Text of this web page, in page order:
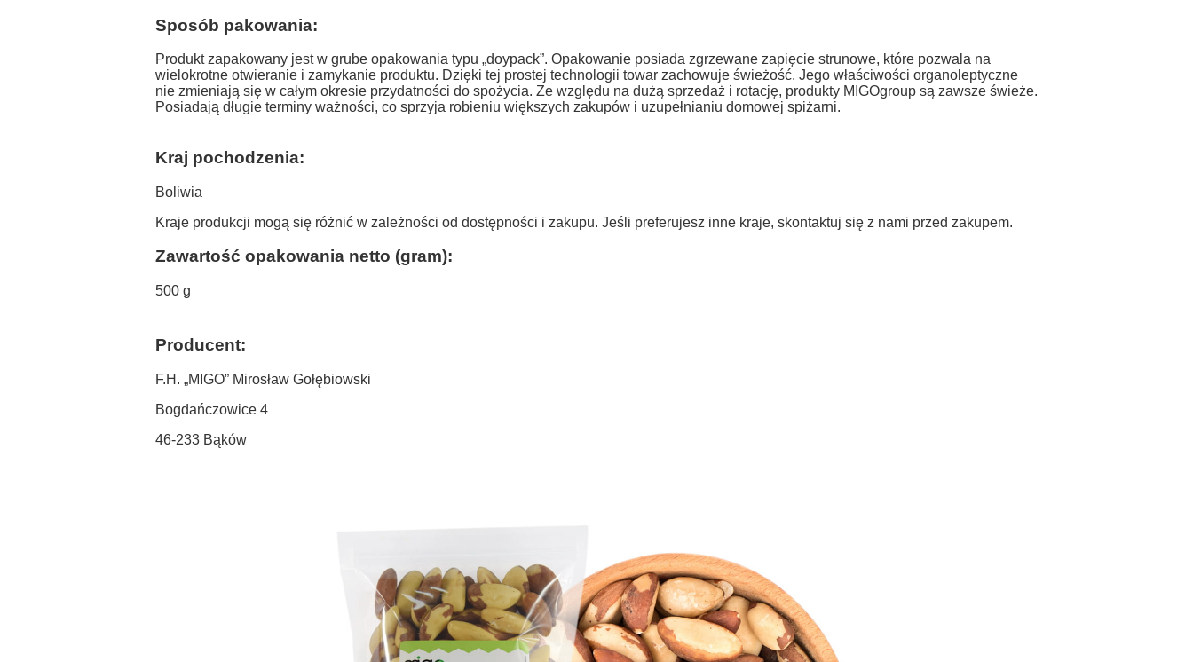
Sposób pakowania:
Produkt zapakowany jest w grube opakowania typu „doypack”. Opakowanie posiada zgrzewane zapięcie strunowe, które pozwala na
wielokrotne otwieranie i zamykanie produktu. Dzięki tej prostej technologii towar zachowuje świeżość. Jego właściwości organoleptyczne
nie zmieniają się w całym okresie przydatności do spożycia. Ze względu na dużą sprzedaż i rotację, produkty MIGOgroup są zawsze świeże.
Posiadają długie terminy ważności, co sprzyja robieniu większych zakupów i uzupełnianiu domowej spiżarni.
Kraj pochodzenia:
Boliwia
Kraje produkcji mogą się różnić w zależności od dostępności i zakupu. Jeśli preferujesz inne kraje, skontaktuj się z nami przed zakupem.
Zawartość opakowania netto (gram):
500 g
Producent:
F.H. „MIGO” Mirosław Gołębiowski
Bogdańczowice 4
46-233 Bąków